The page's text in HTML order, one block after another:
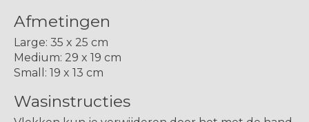
Afmetingen
Large: 35 x 25 cm
Medium: 29 x 19 cm
Small: 19 x 13 cm
Wasinstructies